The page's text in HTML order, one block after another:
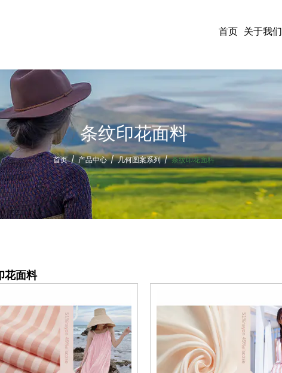
首页 关于我们
条纹印花面料
首页/ 产品中心/几何图案系列/条纹印花面料
花面料